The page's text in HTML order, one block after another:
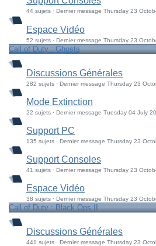
44 sujets · Dernier message Thursday 23
Espace Vidéo
52 sujets · Dernier message Thursday 23
Call of Duty : Ghosts
Discussions Générales
282 sujets · Dernier message Thursday 23
Mode Extinction
22 sujets · Dernier message Tuesday 04 July
Support PC
135 sujets · Dernier message Thursday 23
Support Consoles
41 sujets · Dernier message Thursday 23
Espace Vidéo
38 sujets · Dernier message Thursday 23
Call of Duty : Black Ops II
Discussions Générales
441 sujets · Dernier message Thursday 23